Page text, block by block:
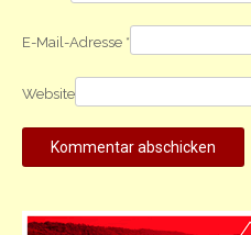
E-Mail-Adresse *
Website